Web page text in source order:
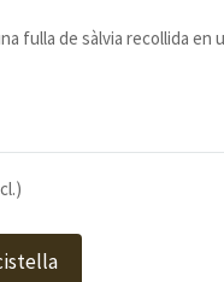
fulla de sàlvia recollida en